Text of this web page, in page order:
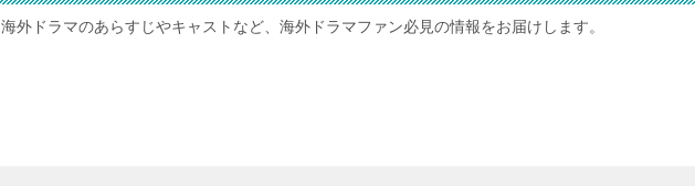
海外ドラマのあらすじやキャストなど、海外ドラマファン必見の情報をお届けします。